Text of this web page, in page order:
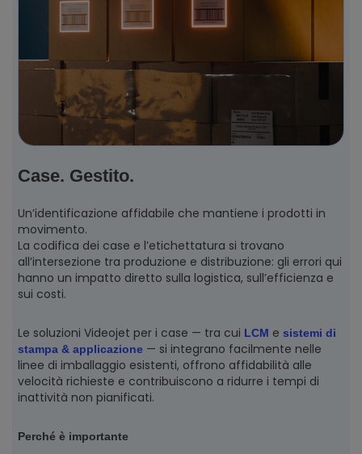
Case. Gestito.
Un’identificazione affidabile che mantiene i prodotti in
movimento.
La codifica dei case e l’etichettatura si trovano
all’intersezione tra produzione e distribuzione: gli errori qui
hanno un impatto diretto sulla logistica, sull’efficienza e
sui costi.
Le soluzioni Videojet per i case — tra cui LCM e sistemi di
stampa & applicazione — si integrano facilmente nelle
linee di imballaggio esistenti, offrono affidabilità alle
velocità richieste e contribuiscono a ridurre i tempi di
inattività non pianificati.
Perché è importante